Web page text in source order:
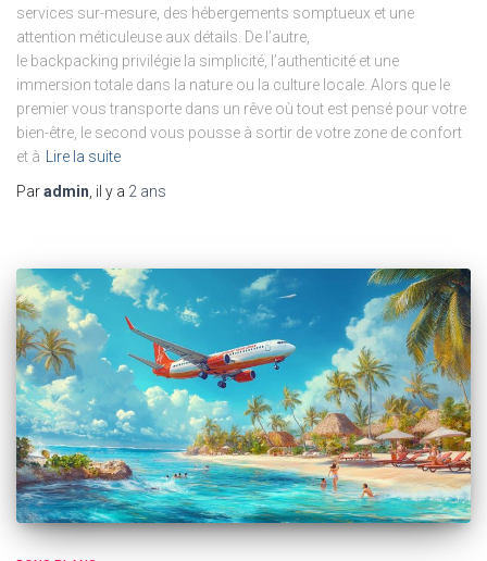
services sur-mesure, des hébergements somptueux et une
attention méticuleuse aux détails. De l’autre,
le backpacking privilégie la simplicité, l’authenticité et une
immersion totale dans la nature ou la culture locale. Alors que le
premier vous transporte dans un rêve où tout est pensé pour votre
bien-être, le second vous pousse à sortir de votre zone de confort
et à
Lire la suite
Paradmin , il y a 2 ans